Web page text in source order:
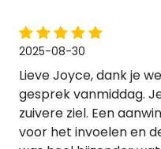
2025-08-30
Lieve Joyce, dank je
gesprek vanmiddag.
zuivere ziel. Een
voor het invoelen en